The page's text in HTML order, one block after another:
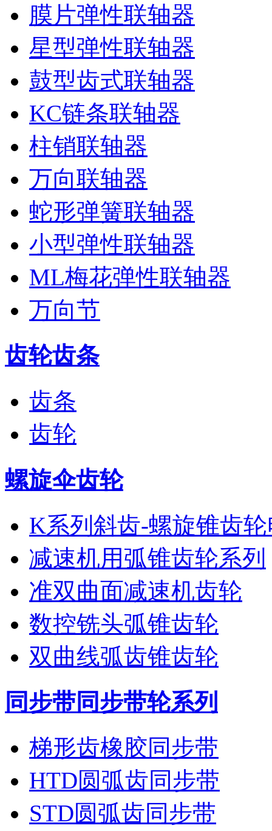
膜片弹性联轴器
星型弹性联轴器
鼓型齿式联轴器
KC链条联轴器
柱销联轴器
万向联轴器
蛇形弹簧联轴器
小型弹性联轴器
ML梅花弹性联轴器
万向节
齿轮齿条
齿条
齿轮
螺旋伞齿轮
K系列斜齿-螺旋锥齿
减速机用弧锥齿轮系列
准双曲面减速机齿轮
数控铣头弧锥齿轮
双曲线弧齿锥齿轮
同步带同步带轮系列
梯形齿橡胶同步带
HTD圆弧齿同步带
STD圆弧齿同步带